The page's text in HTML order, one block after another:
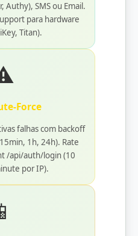
Authy), SMS ou Email.
para hardware
Titan).
Force
falhas com backoff
1h, 24h). Rate
/api/auth/login (10
por IP).
📱